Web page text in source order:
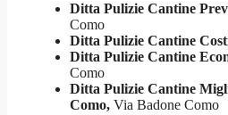
Ditta Pulizie Cantine
Como
Ditta Pulizie Cantine
Ditta Pulizie Cantine
Como
Ditta Pulizie Cantine
Como, Via Badone Como